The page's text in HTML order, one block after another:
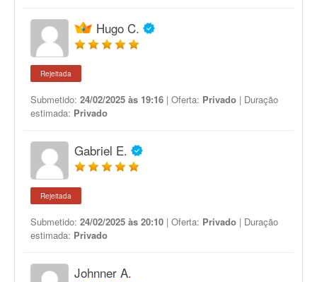
Hugo C.
Rejeitada
Submetido: 24/02/2025 às 19:16 | Oferta: Privado | Duração
estimada: Privado
Gabriel E.
Rejeitada
Submetido: 24/02/2025 às 20:10 | Oferta: Privado | Duração
estimada: Privado
Johnner A.